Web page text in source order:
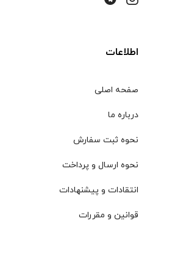
اطلاعات
صفحه اصلی
درباره ما
نحوه ثبت سفارش
نحوه ارسال و پرداخت
انتقادات و پیشنهادات
قوانین و مقررات